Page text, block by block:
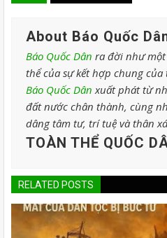
About Báo Quốc
Báo Quốc Dân ra đời như
thể của sự kết hợp chung của
Báo Quốc Dân xuất phát từ
đất nước chân thành, cùng
dâng tâm tư, trí tuệ và thân
TOÀN THỂ QUỐC
RELATED POSTS